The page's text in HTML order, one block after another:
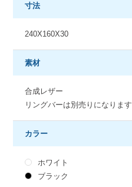
寸法
240X160X30
素材
合成レザー
リングバーは別売りになります
カラー
ホワイト
ブラック